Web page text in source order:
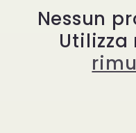
Nessun